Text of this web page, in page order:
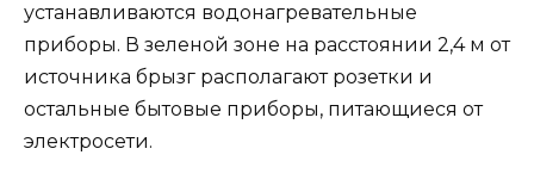
устанавливаются водонагревательные
приборы. В зеленой зоне на расстоянии 2,4 м от
источника брызг располагают розетки и
остальные бытовые приборы, питающиеся от
электросети.